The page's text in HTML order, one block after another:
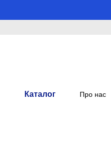
Каталог Про нас